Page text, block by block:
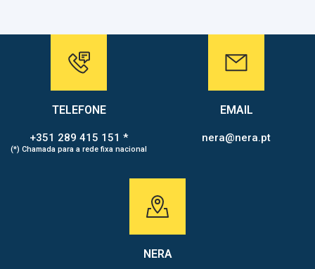
TELEFONE
+351 289 415 151 *
(*) Chamada para a rede fixa nacional
EMAIL
nera@nera.pt
NERA